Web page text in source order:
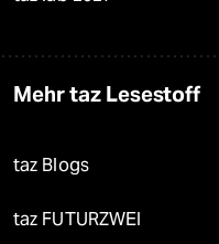
Mehr taz Lesestoff
taz Blogs
taz FUTURZWEI